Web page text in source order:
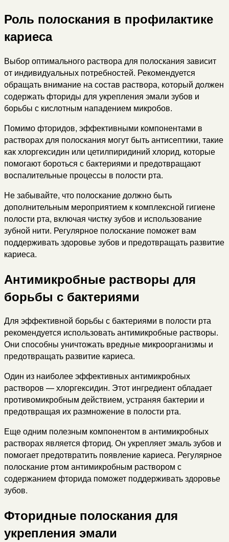
Роль полоскания в профилактике
кариеса
Выбор оптимального раствора для полоскания зависит
от индивидуальных потребностей. Рекомендуется
обращать внимание на состав раствора, который должен
содержать фториды для укрепления эмали зубов и
борьбы с кислотным нападением микробов.
Помимо фторидов, эффективными компонентами в
растворах для полоскания могут быть антисептики, такие
как хлоргексидин или цетилпиридиний хлорид, которые
помогают бороться с бактериями и предотвращают
воспалительные процессы в полости рта.
Не забывайте, что полоскание должно быть
дополнительным мероприятием к комплексной гигиене
полости рта, включая чистку зубов и использование
зубной нити. Регулярное полоскание поможет вам
поддерживать здоровье зубов и предотвращать развитие
кариеса.
Антимикробные растворы для
борьбы с бактериями
Для эффективной борьбы с бактериями в полости рта
рекомендуется использовать антимикробные растворы.
Они способны уничтожать вредные микроорганизмы и
предотвращать развитие кариеса.
Один из наиболее эффективных антимикробных
растворов — хлоргексидин. Этот ингредиент обладает
противомикробным действием, устраняя бактерии и
предотвращая их размножение в полости рта.
Еще одним полезным компонентом в антимикробных
растворах является фторид. Он укрепляет эмаль зубов и
помогает предотвратить появление кариеса. Регулярное
полоскание ртом антимикробным раствором с
содержанием фторида поможет поддерживать здоровье
зубов.
Фторидные полоскания для
укрепления эмали